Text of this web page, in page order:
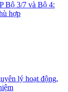
Bộ 3/7 và Bộ 4:
hợp
lý hoạt động,